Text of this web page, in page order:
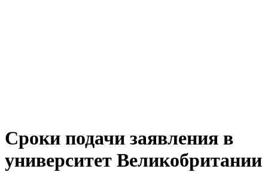
Сроки подачи заявления в
университет Великобритании